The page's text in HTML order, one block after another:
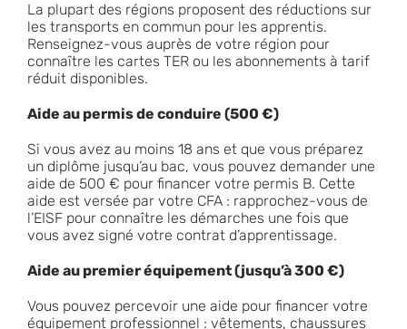
La plupart des régions proposent des réductions sur
les transports en commun pour les apprentis.
Renseignez-vous auprès de votre région pour
connaître les cartes TER ou les abonnements à tarif
réduit disponibles.
Aide au permis de conduire (500 €)
Si vous avez au moins 18 ans et que vous préparez
un diplôme jusqu’au bac, vous pouvez demander une
aide de 500 € pour financer votre permis B. Cette
aide est versée par votre CFA : rapprochez-vous de
l’EISF pour connaître les démarches une fois que
vous avez signé votre contrat d’apprentissage.
Aide au premier équipement (jusqu’à 300 €)
Vous pouvez percevoir une aide pour financer votre
équipement professionnel : vêtements, chaussures